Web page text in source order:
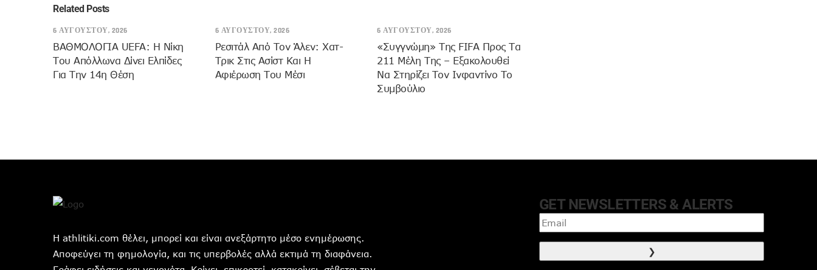
Related Posts
6 ΑΥΓΟΎΣΤΟΥ, 2026
ΒΑΘΜΟΛΟΓΙΑ UEFA: Η Νίκη
Του Απόλλωνα Δίνει Ελπίδες
Για Την 14η Θέση
6 ΑΥΓΟΎΣΤΟΥ, 2026
Ρεσιτάλ Από Τον Άλεν: Χατ-
Τρικ Στις Ασίστ Και Η
Αφιέρωση Του Μέσι
6 ΑΥΓΟΎΣΤΟΥ, 2026
«Συγγνώμη» Της FIFA Προς Τα
211 Μέλη Της – Εξακολουθεί
Να Στηρίζει Τον Ινφαντίνο Το
Συμβούλιο
Η athlitiki.com θέλει, μπορεί και είναι ανεξάρτητο μέσο ενημέρωσης.
Αποφεύγει τη φημολογία, και τις υπερβολές αλλά εκτιμά τη διαφάνεια.
GET NEWSLETTERS & ALERTS